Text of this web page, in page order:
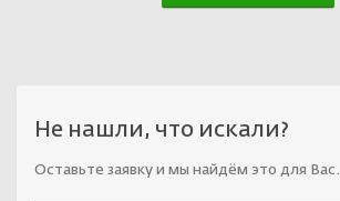
Не нашли, что искали?
Оставьте заявку и мы найдём это для Вас.